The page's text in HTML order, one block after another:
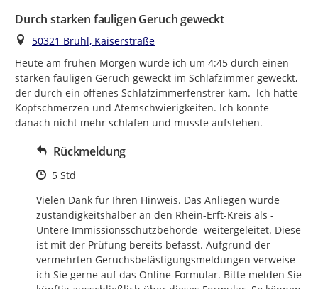
Durch starken fauligen Geruch geweckt
Ort
50321 Brühl, Kaiserstraße
Heute am frühen Morgen wurde ich um 4:45 durch einen
starken fauligen Geruch geweckt im Schlafzimmer geweckt,
der durch ein offenes Schlafzimmerfenstrer kam.  Ich hatte
Kopfschmerzen und Atemschwierigkeiten. Ich konnte
danach nicht mehr schlafen und musste aufstehen.
Rückmeldung
Zeitpunkt des Erstellens
5 Std
Vielen Dank für Ihren Hinweis. Das Anliegen wurde
zuständigkeitshalber an den Rhein-Erft-Kreis als -
Untere Immissionsschutzbehörde- weitergeleitet. Diese
ist mit der Prüfung bereits befasst. Aufgrund der
vermehrten Geruchsbelästigungsmeldungen verweise
ich Sie gerne auf das Online-Formular. Bitte melden Sie